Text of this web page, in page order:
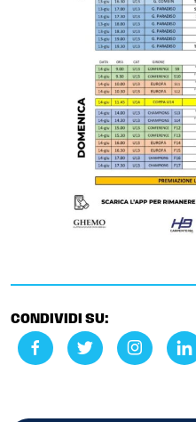
CONDIVIDI SU: